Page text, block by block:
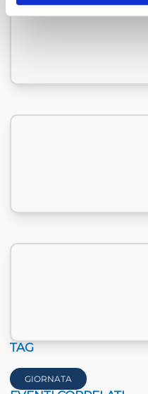
TAG
GIORNATA